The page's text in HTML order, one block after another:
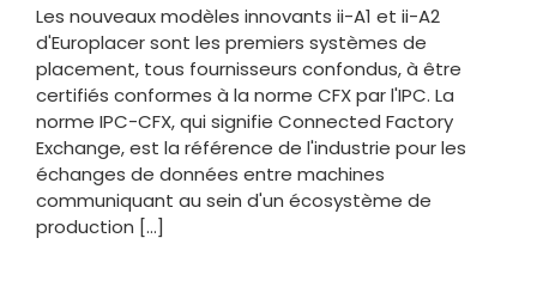
Les nouveaux modèles innovants ii-A1 et ii-A2
d'Europlacer sont les premiers systèmes de
placement, tous fournisseurs confondus, à être
certifiés conformes à la norme CFX par l'IPC. La
norme IPC-CFX, qui signifie Connected Factory
Exchange, est la référence de l'industrie pour les
échanges de données entre machines
communiquant au sein d'un écosystème de
production [...]